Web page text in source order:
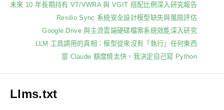
未來 10 年長期持有 VT/VWRA 與 VGIT 搭配比例深入研究報告
Resilio Sync 系統安全設計模型缺失與風險評估
Google Drive 與主流雲端硬碟檔案系統效能深入研究
LLM 工具調用的真相：模型從來沒有「執行」任何東西
當 Claude 額度燒太快，我決定自己寫 Python
Llms.txt